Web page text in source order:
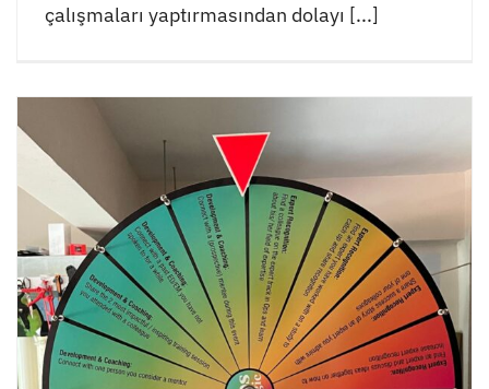
çalışmaları yaptırmasından dolayı [...]